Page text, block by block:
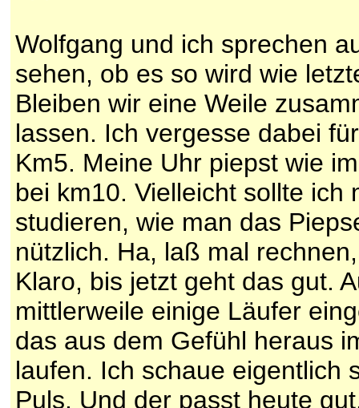
Wolfgang und ich sprechen
sehen, ob es so wird wie
Bleiben wir eine Weile
lassen. Ich vergesse dabei
Km5. Meine Uhr piepst wie
bei km10. Vielleicht sollte ich
studieren, wie man das
nützlich. Ha, laß mal
Klaro, bis jetzt geht das gut.
mittlerweile einige Läufer
das aus dem Gefühl heraus
laufen. Ich schaue eigentlich
Puls. Und der passt heute